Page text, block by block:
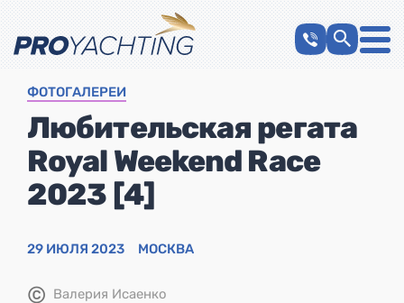
ФОТОГАЛЕРЕИ
Любительская регата
Royal Weekend Race
2023 [4]
29 ИЮЛЯ 2023 МОСКВА
© Валерия Исаенко